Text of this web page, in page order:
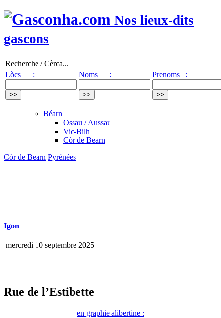
Nos lieux-dits
gascons
Recherche / Cèrca...
Lòcs :
Noms : Prenoms :
Béarn
Ossau / Aussau
Vic-Bilh
Còr de Bearn
Còr de Bearn Pyrénées
Igon
mercredi 10 septembre 2025
Rue de l’Estibette
en graphie alibertine :